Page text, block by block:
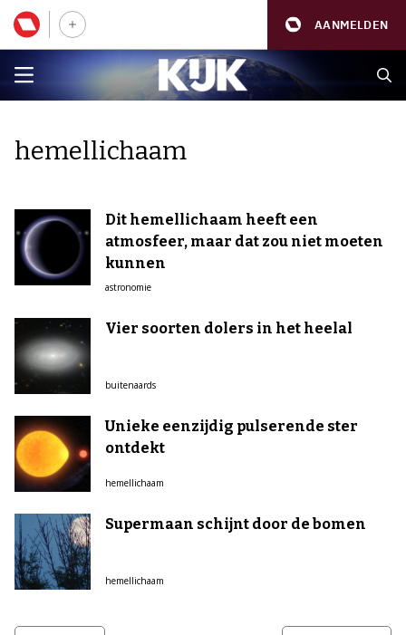
AANMELDEN
hemellichaam
Dit hemellichaam heeft een
atmosfeer, maar dat zou niet moeten
kunnen
astronomie
Vier soorten dolers in het heelal
buitenaards
Unieke eenzijdig pulserende ster
ontdekt
hemellichaam
Supermaan schijnt door de bomen
hemellichaam